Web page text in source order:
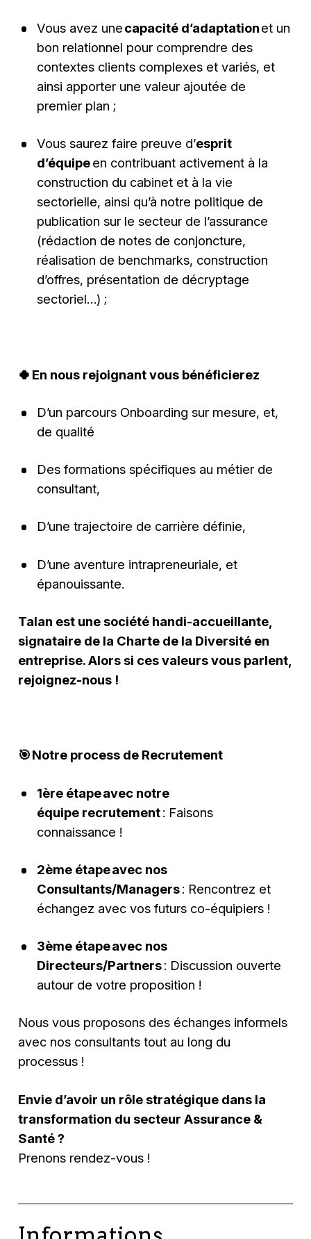
Vous avez unecapacité d’adaptationet un
bon relationnel pour comprendre des
contextes clients complexes et variés, et
ainsi apporter une valeur ajoutée de
premier plan ;
Vous saurez faire preuve d’esprit
d’équipeen contribuant activement à la
construction du cabinet et à la vie
sectorielle, ainsi qu’à notre politique de
publication sur le secteur de l’assurance
(rédaction de notes de conjoncture,
réalisation de benchmarks, construction
d’offres, présentation de décryptage
sectoriel…) ;
🍀 En nous rejoignant vous bénéficierez
D’un parcours Onboarding sur mesure, et,
de qualité
Des formations spécifiques au métier de
consultant,
D’une trajectoire de carrière définie,
D’une aventure intrapreneuriale, et
épanouissante.
Talan est une société handi-accueillante,
signataire de la Charte de la Diversité en
entreprise. Alors si ces valeurs vous parlent,
rejoignez-nous !
🎯 Notre process de Recrutement
1ère étape avec notre
équipe recrutement: Faisons
connaissance !
2ème étape avec nos
Consultants/Managers: Rencontrez et
échangez avec vos futurs co-équipiers !
3ème étape avec nos
Directeurs/Partners: Discussion ouverte
autour de votre proposition !
Nous vous proposons des échanges informels
avec nos consultants tout au long du
processus !
Envie d’avoir un rôle stratégique dans la
transformation du secteur Assurance &
Santé ?
Prenons rendez-vous !